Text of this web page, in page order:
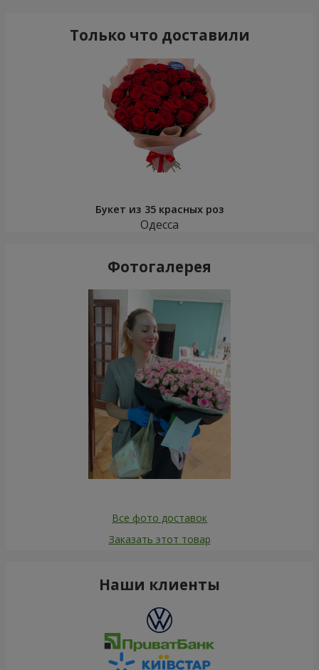
Только что доставили
Букет из 35 красных роз
Одесса
Фотогалерея
Все фото доставок
Заказать этот товар
Наши клиенты